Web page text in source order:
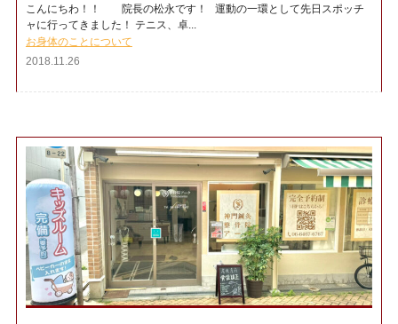
こんにちわ！！ 院長の松永です！ 運動の一環として先日スポッチ
ャに行ってきました！ テニス、卓...
お身体のことについて
2018.11.26